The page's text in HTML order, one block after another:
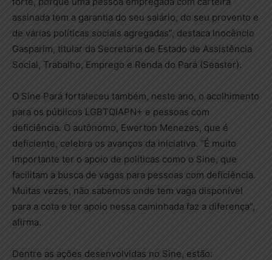
assinada tem a garantia do seu salário, do seu provento e
de várias políticas sociais agregadas”, destaca Inocêncio
Gasparim, titular da Secretaria de Estado de Assistência
Social, Trabalho, Emprego e Renda do Pará (Seaster).
O Sine Pará fortaleceu também, neste ano, o acolhimento
para os públicos LGBTQIAPN+ e pessoas com
deficiência. O autônomo, Ewerton Menezes, que é
deficiente, celebra os avanços da iniciativa. “É muito
importante ter o apoio de políticas como o Sine, que
facilitam a busca de vagas para pessoas com deficiência.
Muitas vezes, não sabemos onde tem vaga disponível
para a cota e ter apoio nessa caminhada faz a diferença”,
afirma.
Dentre as ações desenvolvidas no Sine, estão: